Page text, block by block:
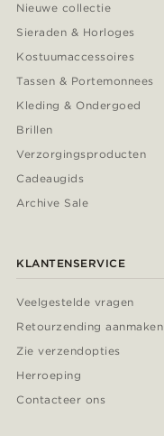
Nieuwe collectie
Sieraden & Horloges
Kostuumaccessoires
Tassen & Portemonnees
Kleding & Ondergoed
Brillen
Verzorgingsproducten
Cadeaugids
Archive Sale
KLANTENSERVICE
Veelgestelde vragen
Retourzending aanmaken
Zie verzendopties
Herroeping
Contacteer ons